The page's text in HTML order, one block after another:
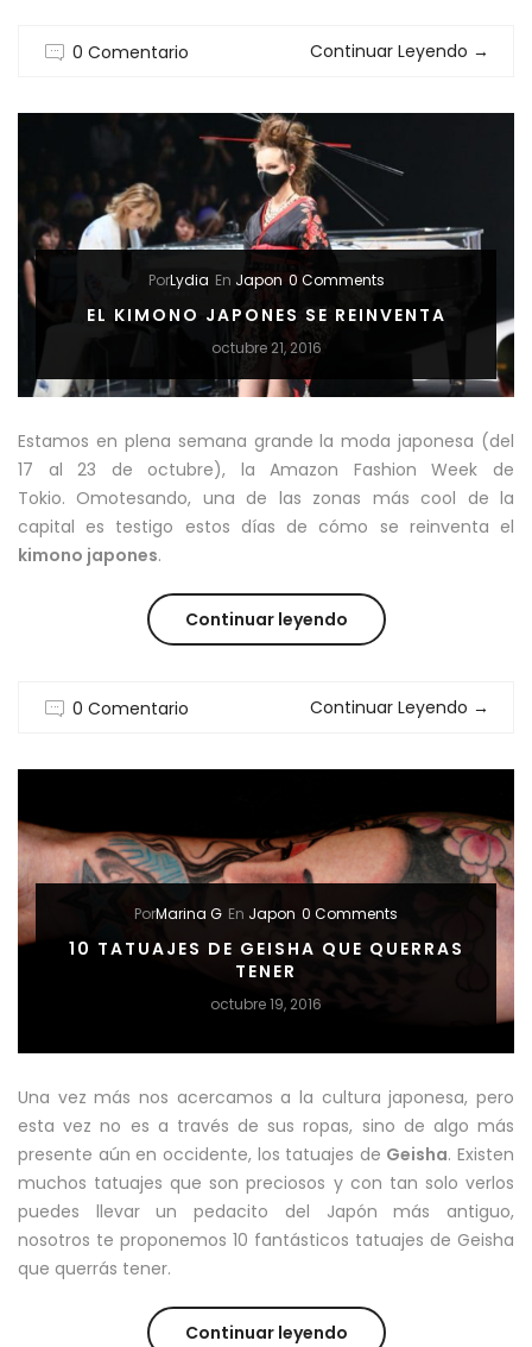
JAPON
¡MORIRAS
DE
MIEDO…
O
RISA!”
0 Comentario Continuar Leyendo →
PorLydia En Japon 0 Comments
EL KIMONO JAPONES SE REINVENTA
octubre 21, 2016
Estamos en plena semana grande la moda japonesa (del
17 al 23 de octubre), la Amazon Fashion Week de
Tokio. Omotesando, una de las zonas más cool de la
capital es testigo estos días de cómo se reinventa el
kimono japones.
Continuar leyendo“EL
JAPONES
REINVENTA”
0 Comentario Continuar Leyendo →
PorMarina G En Japon 0 Comments
10 TATUAJES DE GEISHA QUE QUERRAS
TENER
octubre 19, 2016
Una vez más nos acercamos a la cultura japonesa, pero
esta vez no es a través de sus ropas, sino de algo más
presente aún en occidente, los tatuajes de Geisha. Existen
muchos tatuajes que son preciosos y con tan solo verlos
puedes llevar un pedacito del Japón más antiguo,
nosotros te proponemos 10 fantásticos tatuajes de Geisha
que querrás tener.
Continuar leyendo“10